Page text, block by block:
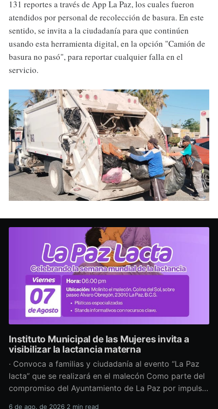
131 reportes a través de App La Paz, los cuales fueron
atendidos por personal de recolección de basura. En este
sentido, se invita a la ciudadanía para que continúen
usando esta herramienta digital, en la opción "Camión de
basura no pasó", para reportar cualquier falla en el
servicio.
Instituto Municipal de las Mujeres invita a
visibilizar la lactancia materna
· Convoca a familias y ciudadanía al evento “La Paz
lacta” que se realizará en el malecón Como parte del
compromiso del Ayuntamiento de La Paz por impulsar
6 de ago. de 2026 2 min read